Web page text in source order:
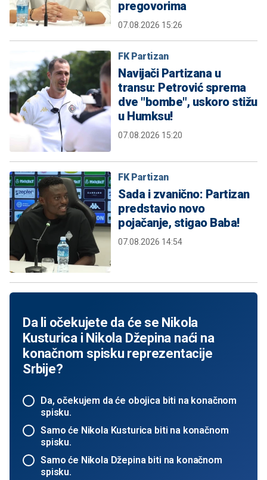
pregovorima
07.08.2026 15:26
FK Partizan
Navijači Partizana u
transu: Petrović sprema
dve "bombe", uskoro stižu
u Humksu!
07.08.2026 15:20
FK Partizan
Sada i zvanično: Partizan
predstavio novo
pojačanje, stigao Baba!
07.08.2026 14:54
Da li očekujete da će se Nikola
Kusturica i Nikola Džepina naći na
konačnom spisku reprezentacije
Srbije?
Da, očekujem da će obojica biti na konačnom
spisku.
Samo će Nikola Kusturica biti na konačnom
spisku.
Samo će Nikola Džepina biti na konačnom
spisku.